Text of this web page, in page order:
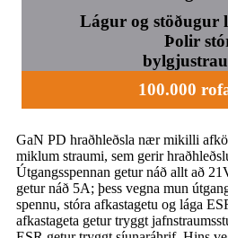
Lágur og stöðugur
Þolir
100.000
GaN PD hraðhleðsla nær mikilli
miklum straumi, sem gerir
Útgangsspennan getur náð allt að
getur náð 5A; þess vegna mun
spennu, stóra afkastagetu og lága
afkastageta getur tryggt